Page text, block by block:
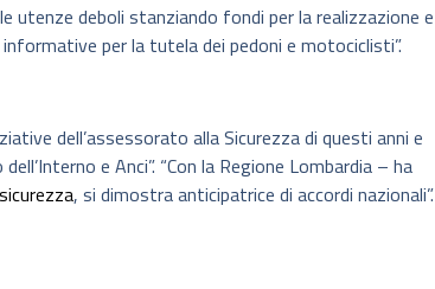
deboli stanziando fondi per la realizzazione e
per la tutela dei pedoni e motociclisti”.
dell’assessorato alla Sicurezza di questi anni e
e Anci”. “Con la Regione Lombardia – ha
sicurezza, si dimostra anticipatrice di accordi nazionali”.